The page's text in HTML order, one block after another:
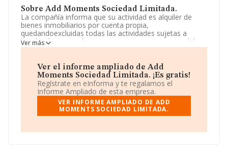
Sobre Add Moments Sociedad Limitada.
La compañía informa que su actividad es alquiler de
bienes inmobiliarios por cuenta propia,
quedandoexcluidas todas las actividades sujetas a
legislación especial, cuyosrequisitos no sean cumplidos
por la sociedad. cnae principal: 6820,alquiler de bienes
inscrita en el Registro Mercantil como Sociedad
Limitada. La actividad de referencia CNAE corresponde
a 'Alquiler de bienes inmobiliarios por cuenta propia',
cuyo Código es 6820. No realiza actividad de
importación y/o exportación.
La empresa españolaAdd Moments Sociedad
Paseo Luis Golf núm. 10 3 E, (02660), en el municipio de
Ver más
Ver el informe ampliado de Add
Moments Sociedad Limitada. ¡Es gratis!
Regístrate en eInforma y te regalamos el
Informe Ampliado de esta empresa.
VER INFORME AMPLIADO DE ADD
MOMENTS SOCIEDAD LIMITADA.